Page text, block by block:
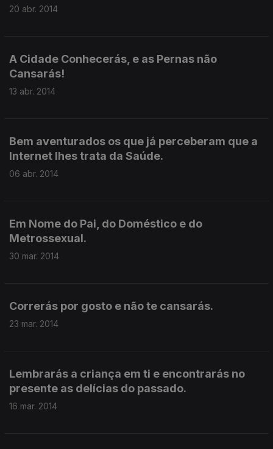
20 abr. 2014
A Cidade Conhecerás, e as Pernas não
Cansarás!
13 abr. 2014
Bem aventurados os que já perceberam que a
Internet lhes trata da Saúde.
06 abr. 2014
Em Nome do Pai, do Doméstico e do
Metrossexual.
30 mar. 2014
Correrás por gosto e não te cansarás.
23 mar. 2014
Lembrarás a criança em ti e encontrarás no
presente as delícias do passado.
16 mar. 2014